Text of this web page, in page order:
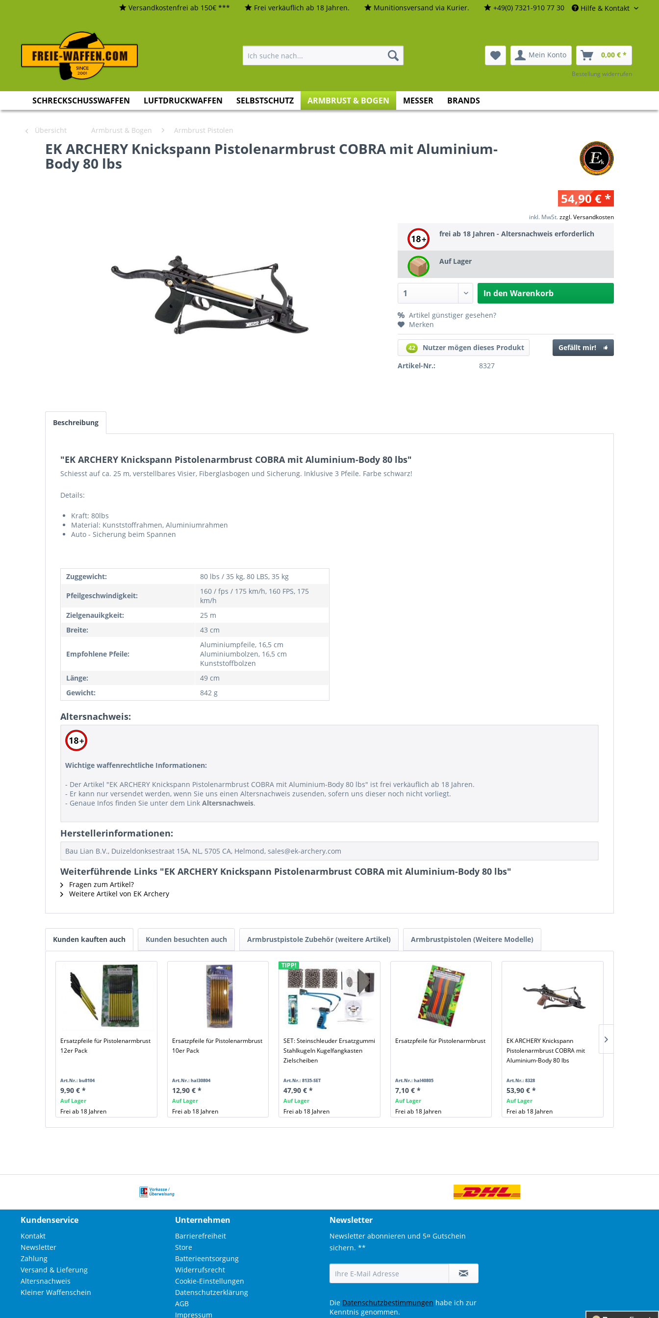
Hilfe & Kontakt
Versandkostenfrei ab 150€ *** Frei verkäuflich ab 18 Jahren. Munitionsversand via Kurier. +49(0) 7321-910 77 30
Mein Konto 0,00 € *
Bestellung widerrufen
SCHRECKSCHUSSWAFFEN LUFTDRUCKWAFFEN SELBSTSCHUTZ ARMBRUST & BOGEN MESSER BRANDS
Übersicht Armbrust & Bogen Armbrust Pistolen
EK ARCHERY Knickspann Pistolenarmbrust COBRA mit Aluminium-
Body 80 lbs
54,90 € *
inkl. MwSt.zzgl. Versandkosten
frei ab 18 Jahren - Altersnachweis erforderlich
Auf Lager
In den Warenkorb
Artikel günstiger gesehen?
Merken
42 Nutzer mögen dieses Produkt
Gefällt mir!
Artikel-Nr.:
8327
Beschreibung
"EK ARCHERY Knickspann Pistolenarmbrust COBRA mit Aluminium-Body 80 lbs"
Schiesst auf ca. 25 m, verstellbares Visier, Fiberglasbogen und Sicherung. Inklusive 3 Pfeile. Farbe schwarz!
Details:
Kraft: 80lbs
Material: Kunststoffrahmen, Aluminiumrahmen
Auto - Sicherung beim Spannen
Zuggewicht: 80 lbs / 35 kg, 80 LBS, 35 kg
Pfeilgeschwindigkeit:
160 / fps / 175 km/h, 160 FPS, 175
km/h
Zielgenauikgkeit:
25 m
Breite:
43 cm
Empfohlene Pfeile:
Aluminiumpfeile, 16,5 cm
Aluminiumbolzen, 16,5 cm
Kunststoffbolzen
Länge:
49 cm
Gewicht:
842 g
Altersnachweis:
Wichtige waffenrechtliche Informationen:
- Der Artikel "EK ARCHERY Knickspann Pistolenarmbrust COBRA mit Aluminium-Body 80 lbs" ist frei verkäuflich ab 18 Jahren.
- Er kann nur versendet werden, wenn Sie uns einen Altersnachweis zusenden, sofern uns dieser noch nicht vorliegt.
- Genaue Infos finden Sie unter dem Link Altersnachweis.
Herstellerinformationen:
Bau Lian B.V., Duizeldonksestraat 15A, NL, 5705 CA, Helmond, sales@ek-archery.com
Weiterführende Links "EK ARCHERY Knickspann Pistolenarmbrust COBRA mit Aluminium-Body 80 lbs"
Fragen zum Artikel?
Weitere Artikel von EK Archery
Kunden kauften auch Kunden besuchten auch Armbrustpistole Zubehör (weitere Artikel) Armbrustpistolen (Weitere Modelle)
Ersatzpfeile für Pistolenarmbrust
12er Pack
Art.Nr.: bu8104
9,90 € *
Auf Lager
Frei ab 18 Jahren
Ersatzpfeile für Pistolenarmbrust
10er Pack
Art.Nr.: hal30804
12,90 € *
Auf Lager
Frei ab 18 Jahren
TIPP!
SET: Steinschleuder Ersatzgummi
Stahlkugeln Kugelfangkasten
Zielscheiben
Art.Nr.: 8135-SET
47,90 € *
Auf Lager
Frei ab 18 Jahren
Ersatzpfeile für Pistolenarmbrust
Art.Nr.: hal40805
7,10 € *
Auf Lager
Frei ab 18 Jahren
EK ARCHERY Knickspann
Pistolenarmbrust COBRA mit
Aluminium-Body 80 lbs
Art.Nr.: 8328
53,90 € *
Auf Lager
Frei ab 18 Jahren
Kundenservice
Kontakt
Newsletter
Zahlung
Versand & Lieferung
Altersnachweis
Kleiner Waffenschein
Unternehmen
Barrierefreiheit
Store
Batterieentsorgung
Widerrufsrecht
Cookie-Einstellungen
Datenschutzerklärung
AGB
Impressum
Newsletter
Newsletter abonnieren und 5¤ Gutschein
sichern. **
Die Datenschutzbestimmungen habe ich zur
Kenntnis genommen.